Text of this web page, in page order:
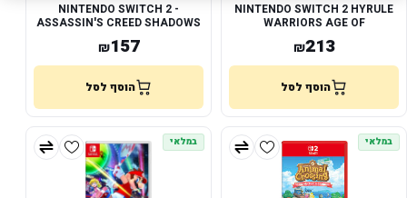
NINTENDO SWITCH 2 HYRULE
WARRIORS AGE OF
IMPRISONMENT
₪213
הוסף לסל
NINTENDO SWITCH 2 -
ASSASSIN'S CREED SHADOWS
₪157
הוסף לסל
במלאי במלאי